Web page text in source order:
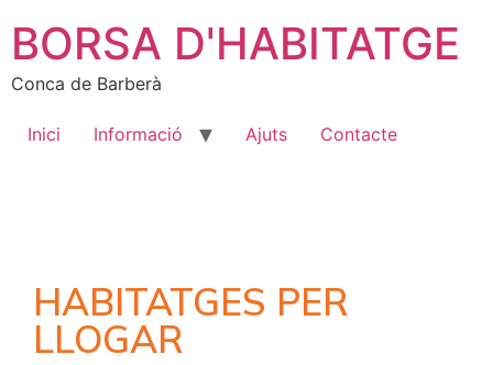
BORSA D'HABITATGE
Conca de Barberà
Inici Informació Ajuts Contacte
HABITATGES PER
LLOGAR